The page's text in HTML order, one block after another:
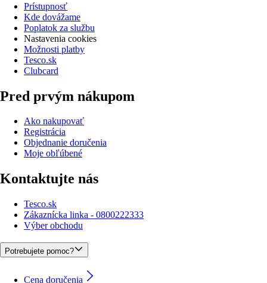
Prístupnosť
Kde dovážame
Poplatok za službu
Nastavenia cookies
Možnosti platby
Tesco.sk
Clubcard
Pred prvým nákupom
Ako nakupovať
Registrácia
Objednanie doručenia
Moje obľúbené
Kontaktujte nás
Tesco.sk
Zákaznícka linka - 0800222333
Výber obchodu
Potrebujete pomoc?
Cena doručenia